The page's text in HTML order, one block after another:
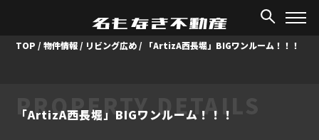
TOP /物件情報 / リビング広め / 「ArtizA西長堀」BIGワンルーム！！！
PROPERTY DETAILS
「ArtizA西長堀」BIGワンルーム！！！